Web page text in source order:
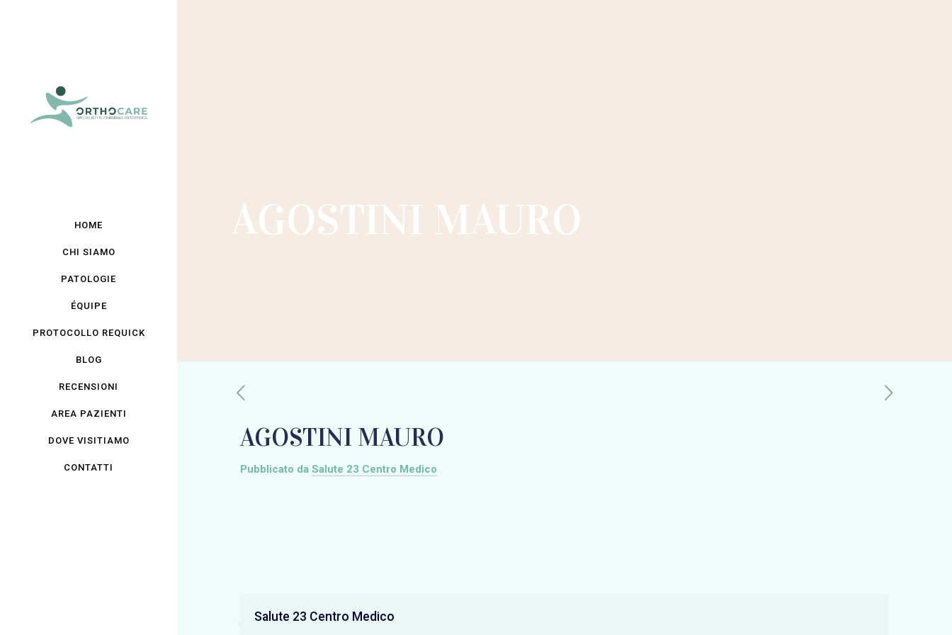
HOME
CHI SIAMO
PATOLOGIE
ÉQUIPE
PROTOCOLLO REQUICK
BLOG
RECENSIONI
AREA PAZIENTI
DOVE VISITIAMO
CONTATTI
AGOSTINI MAURO
AGOSTINI MAURO
Pubblicato da Salute 23 Centro Medico
Salute 23 Centro Medico